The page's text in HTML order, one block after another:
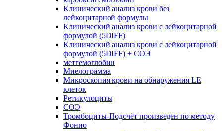
Клинический анализ крови без
лейкоцитарной формулы
Клинический анализ крови с лейкоцитарной
формулой (5DIFF)
Клинический анализ крови с лейкоцитарной
формулой (5DIFF) + СОЭ
метгемоглобин
Миелограмма
Микроскопия крови на обнаружения LE
клеток
Ретикулоциты
СОЭ
Тромбоциты-Подсчёт произведен по методу
Фонио